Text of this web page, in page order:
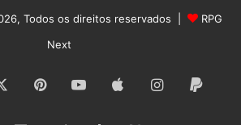
Todos os direitos reservados |
RPG
Next
PinterestYouTubeAppleInstagram